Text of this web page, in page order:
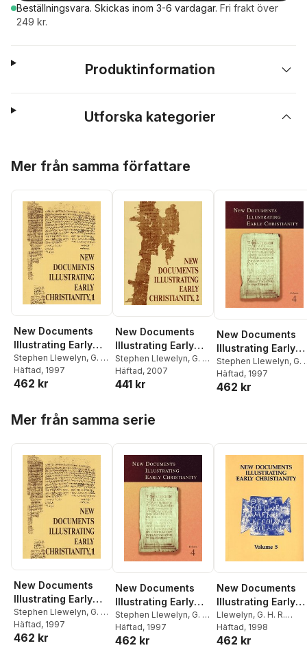
Beställningsvara. Skickas inom 3-6 vardagar. Fri frakt över
249 kr.
Produktinformation
Utforska kategorier
Mer från samma författare
New Documents
Illustrating Early
Christianity, 1: A
Review of the
Greek Inscriptions
Published in 1976
Stephen Llewelyn, G. H.
R. Horsley
Häftad, 1997
462 kr
New Documents
Illustrating Early
Christianity, 2: A
Review of Greek
Inscriptions and
Stephen Llewelyn, G. H.
R. Horsley
Häftad, 2007
441 kr
New Documents
Illustrating Early
Christianity, 4: A
Review of Greek
Inscriptions and
Stephen Llewelyn, G.
R. Horsley
Häftad, 1997
462 kr
Mer från samma serie
New Documents
Illustrating Early
Christianity, 1: A
Review of the
Greek Inscriptions
Stephen Llewelyn, G. H.
R. Horsley
Häftad, 1997
462 kr
New Documents
Illustrating Early
Christianity, 4: A
Review of Greek
Inscriptions and
Stephen Llewelyn, G. H.
R. Horsley
Häftad, 1997
462 kr
New Documents
Illustrating Early
Christianity
Llewelyn, G. H. R.
Horsley
Häftad, 1998
462 kr